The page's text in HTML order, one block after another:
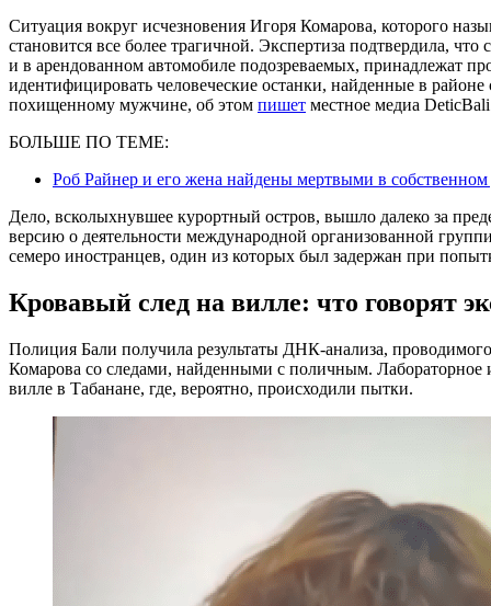
Ситуация вокруг исчезновения Игоря Комарова, которого
становится все более трагичной. Экспертиза подтвердила,
и в арендованном автомобиле подозреваемых, принадлежат
идентифицировать человеческие останки, найденные в
похищенному мужчине, об этом пишет местное медиа
БОЛЬШЕ ПО ТЕМЕ:
Роб Райнер и его жена найдены мертвыми в собственном
Дело, всколыхнувшее курортный остров, вышло далеко за
версию о деятельности международной организованной
семеро иностранцев, один из которых был задержан при
Кровавый след на вилле: что говорят
Полиция Бали получила результаты ДНК-анализа,
Комарова со следами, найденными с поличным. Лабораторное
вилле в Табанане, где, вероятно, происходили пытки.